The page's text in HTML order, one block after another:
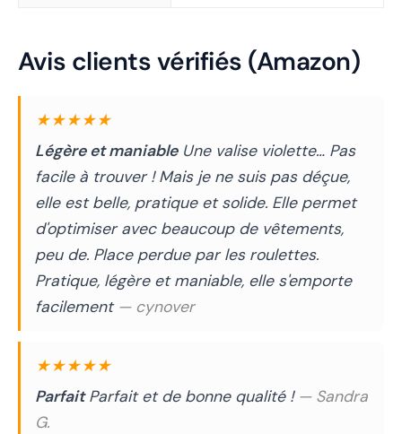
Avis clients vérifiés (Amazon)
★★★★★
Légère et maniableUne valise violette… Pas
facile à trouver ! Mais je ne suis pas déçue,
elle est belle, pratique et solide. Elle permet
d'optimiser avec beaucoup de vêtements,
peu de. Place perdue par les roulettes.
Pratique, légère et maniable, elle s'emporte
facilement — cynover
★★★★★
ParfaitParfait et de bonne qualité ! — Sandra
G.